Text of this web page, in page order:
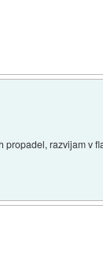
razvijam v